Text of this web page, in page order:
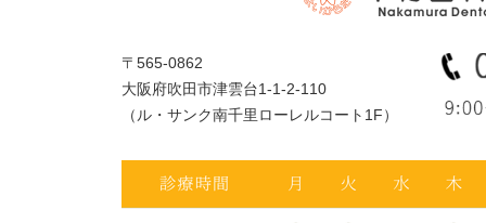
〒565-0862
大阪府吹田市津雲台1-1-2-110
（ル・サンク南千里ローレルコート1F）